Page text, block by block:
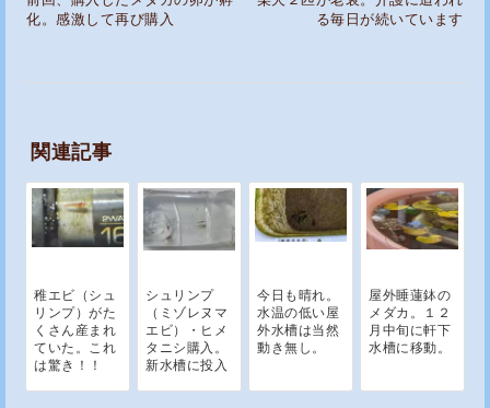
化。感激して再び購入
る毎日が続いています
関連記事
稚エビ（シュ
リンプ）がた
くさん産まれ
ていた。これ
は驚き！！
シュリンプ
（ミゾレヌマ
エビ）・ヒメ
タニシ購入。
新水槽に投入
今日も晴れ。
水温の低い屋
外水槽は当然
動き無し。
屋外睡蓮鉢の
メダカ。１２
月中旬に軒下
水槽に移動。